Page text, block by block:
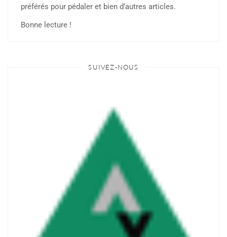
préférés pour pédaler et bien d’autres articles.
Bonne lecture !
SUIVEZ-NOUS